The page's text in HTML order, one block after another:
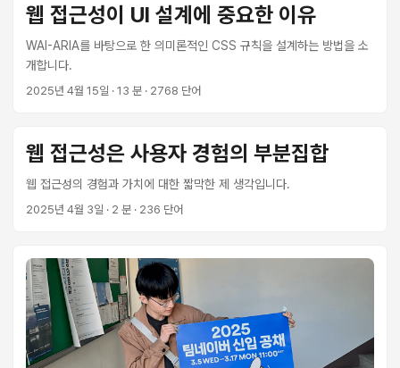
웹 접근성이 UI 설계에 중요한 이유
WAI-ARIA를 바탕으로 한 의미론적인 CSS 규칙을 설계하는 방법을 소
개합니다.
2025년 4월 15일 · 13 분 · 2768 단어
웹 접근성은 사용자 경험의 부분집합
웹 접근성의 경험과 가치에 대한 짧막한 제 생각입니다.
2025년 4월 3일 · 2 분 · 236 단어